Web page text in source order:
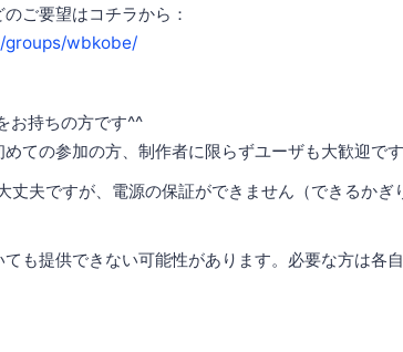
ご要望はコチラから：
wbkobe/
持ちの方です^^
ての参加の方、制作者に限らずユーザも大歓迎
夫ですが、電源の保証ができません（できるかぎ
も提供できない可能性があります。必要な方は各